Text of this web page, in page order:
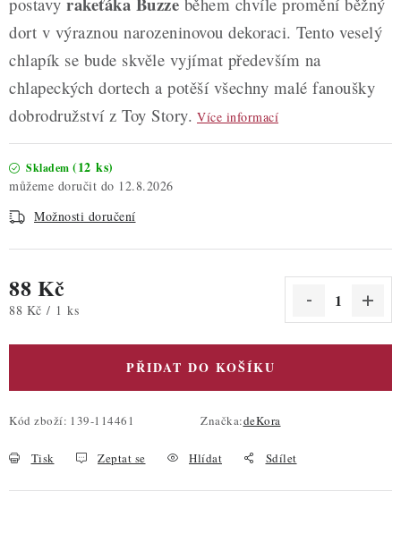
dort v výraznou narozeninovou dekoraci. Tento veselý
chlapík se bude skvěle vyjímat především na
chlapeckých dortech a potěší všechny malé fanoušky
dobrodružství z Toy Story. Více informací
Skladem (12 ks)
12.8.2026
Možnosti doručení
88 Kč
Měrná cena:
88 Kč / 1 ks
PŘIDAT DO KOŠÍKU
Kód zboží: 139-114461 Značka:deKora
Tisk Zeptat se Hlídat Sdílet